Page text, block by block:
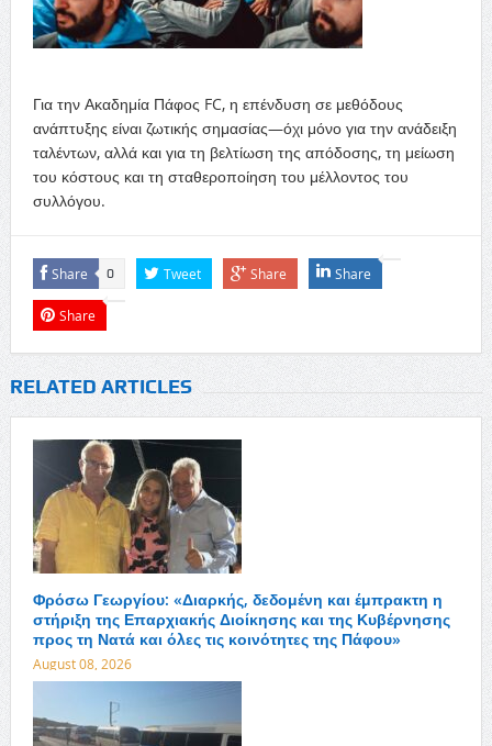
Για την Ακαδημία Πάφος FC, η επένδυση σε μεθόδους
ανάπτυξης είναι ζωτικής σημασίας—όχι μόνο για την ανάδειξη
ταλέντων, αλλά και για τη βελτίωση της απόδοσης, τη μείωση
του κόστους και τη σταθεροποίηση του μέλλοντος του
συλλόγου.
Share 0 Tweet Share Share
Share
RELATED ARTICLES
Φρόσω Γεωργίου: «Διαρκής, δεδομένη και έμπρακτη η
στήριξη της Επαρχιακής Διοίκησης και της Κυβέρνησης
προς τη Νατά και όλες τις κοινότητες της Πάφου»
August 08, 2026